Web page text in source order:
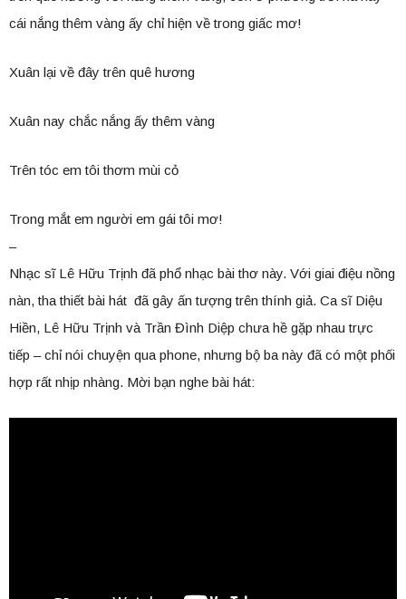
cái nắng thêm vàng ấy chỉ hiện về trong giấc mơ!
Xuân lại về đây trên quê hương
Xuân nay chắc nắng ấy thêm vàng
Trên tóc em tôi thơm mùi cỏ
Trong mắt em người em gái tôi mơ!
–
Nhạc sĩ Lê Hữu Trịnh đã phổ nhạc bài thơ này. Với giai điệu nồng
nàn, tha thiết bài hát đã gây ấn tượng trên thính giả. Ca sĩ Diệu
Hiền, Lê Hữu Trịnh và Trần Đình Diệp chưa hề gặp nhau trực
tiếp – chỉ nói chuyện qua phone, nhưng bộ ba này đã có một phối
hợp rất nhịp nhàng. Mời bạn nghe bài hát: